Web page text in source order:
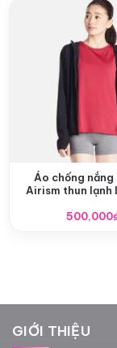
Áo chống nắng
Airism thun lạnh
500,000
GIỚI THIỆU